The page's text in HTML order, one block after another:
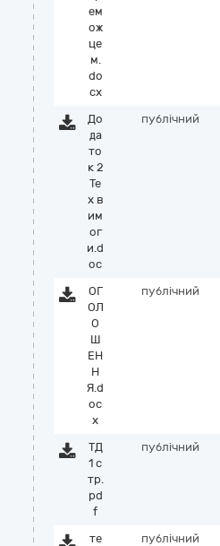
ем
ож
це
м.
do
cx
До
да
то
к 2
Те
х в
им
ог
и.d
oc
публічний
ОГ
ОЛ
О
Ш
ЕН
Н
Я.d
oc
x
публічний
ТД
1 с
тр.
pd
f
публічний
те
публічний